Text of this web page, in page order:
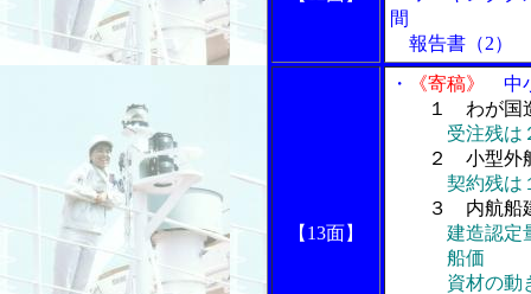
間
報告書（2）
【13面】
・ 《寄稿》
中
１ わが国
受注残は
２ 小型外航
契約残は
３ 内航船
建造認定
船価
資材の動